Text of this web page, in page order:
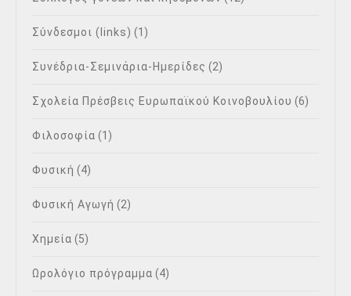
Σύνδεσμοι (links) (1)
Συνέδρια-Σεμινάρια-Ημερίδες (2)
Σχολεία Πρέσβεις Ευρωπαϊκού Κοινοβουλίου (6)
Φιλοσοφία (1)
Φυσική (4)
Φυσική Αγωγή (2)
Χημεία (5)
Ωρολόγιο πρόγραμμα (4)